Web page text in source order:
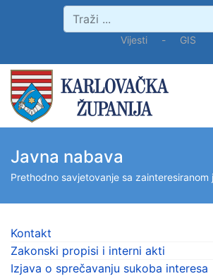
Vijesti- GIS
Javna nabava
Prethodno savjetovanje sa zainteresiranom
Kontakt
Zakonski propisi i interni akti
Izjava o sprečavanju sukoba interesa